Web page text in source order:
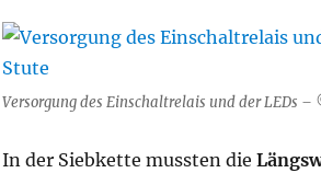
Versorgung des Einschaltrelais und der LEDs
In der Siebkette mussten die